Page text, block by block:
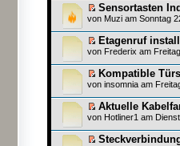
Sensortasten
von Muzi am Sonntag
Etagenruf
von Frederix am
Kompatible
von insomnia am
Aktuelle
von Hotliner1 am